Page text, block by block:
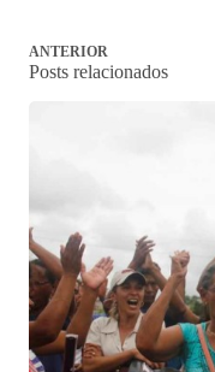
ANTERIOR
Posts relacionados